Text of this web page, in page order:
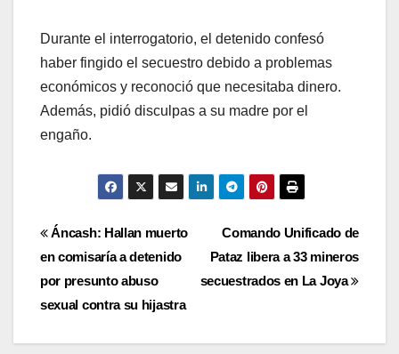
Durante el interrogatorio, el detenido confesó
haber fingido el secuestro debido a problemas
económicos y reconoció que necesitaba dinero.
Además, pidió disculpas a su madre por el
engaño.
Navegación
de
entradas
Comando Unificado de
Pataz libera a 33 mineros
secuestrados en La Joya
Áncash: Hallan muerto
en comisaría a detenido
por presunto abuso
sexual contra su hijastra